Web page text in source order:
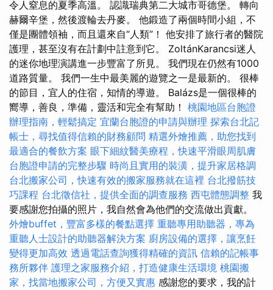
令人窒息的夏季高溫。 認識瑞典第二大城市哥德堡。 轉向
赫爾辛堡，然後渡輪去丹麥。 他鍛造了兩個時間小組，不
僅是團體領袖，而且還來自“人類”！ 他安排了旅行者的醫院
護理，甚至沒有在計劃中註意到它。 ZoltánKarancsi迷人
的迷你地理演講進一步豐富了所見。 我們現在仍然有1000
道路質量。 我們一生中最美麗的遊覽之一是最新的。 很棒
的節目，宜人的住宿，知情的導遊。 Balázs是一個很棒的
嚮導，善良，準備，靈活和完全有幫助！ 桃園地區台胞證
辦理指南，輕鬆搞定 宜蘭台胞證的申請與辦理 探索台北記
帳士，尋找值得信賴的財務顧問 精選外燴推薦，助您找到
最適合的餐飲方案 眼下細紋醫美療程，快速平滑眼周肌膚
台胞證申請的完整步驟 時尚且實用的裝潢，提升家居格調
台北搬家公司，快速有效的搬家服務就在這裡 台北撥筋技
巧課程 台北徵信社，提供全面的調查服務 西屯體態調整 我
要感謝您拍攝的照片，我自然會為他們的交流做出貢獻。
外燴buffet，豐富多樣的餐點選擇 重聽專用助聽器，專為
重聽人士設計的助聽器解決方案 廚房設備的選擇，讓烹飪
變得更加高效 透過電話查詢獲得精確的資訊 信賴的記帳事
務所夥伴 護理之家服務介紹，打造健康生活環境 桃園搬
家，找當地搬家公司，方便又實惠 感謝您的要求，我的計